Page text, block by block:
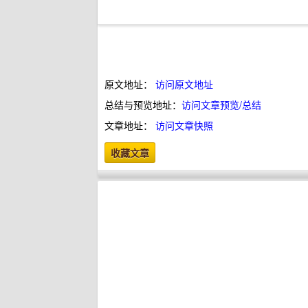
原文地址： 访问原文地址
总结与预览地址： 访问文章预览/总结
文章地址： 访问文章快照